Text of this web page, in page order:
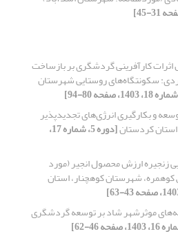
اثرات کارآفرینی گردشگری بر بازساخت
سکونتگاه‌های روستایی شهرستان
و بکارگیری انرژی‌های تجدیدپذیر
کردستان [دوره 5، شماره 17،
زنجیره ارزش محصول انجیر (مورد
شهرستان کوهچنار، استان
موثرشهر شاد بر توسعه گردشگری